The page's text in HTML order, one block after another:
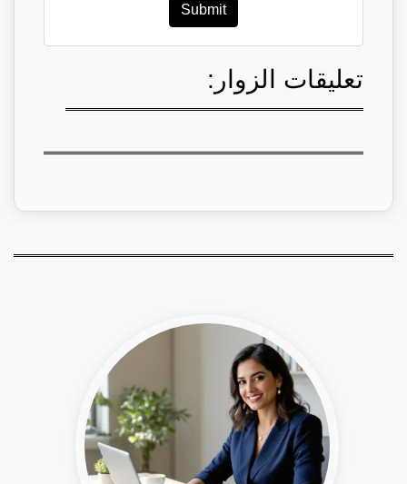
Submit
تعليقات الزوار: